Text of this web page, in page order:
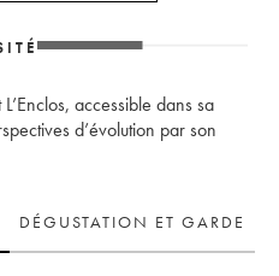
accessible dans sa
d’évolution par son
DÉGUSTATION ET GARDE